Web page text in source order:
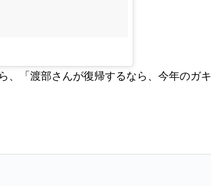
、「渡部さんが復帰するなら、今年のガキ